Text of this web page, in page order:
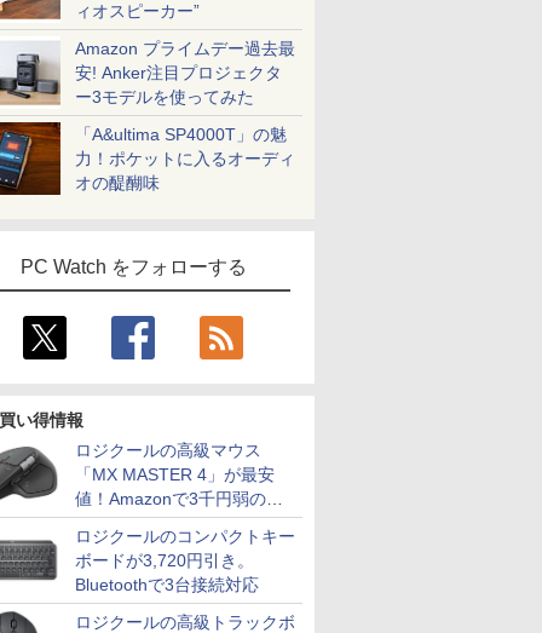
ィオスピーカー”
Amazon プライムデー過去最
安! Anker注目プロジェクタ
ー3モデルを使ってみた
「A&ultima SP4000T」の魅
力！ポケットに入るオーディ
オの醍醐味
PC Watch をフォローする
い得情報
ロジクールの高級マウス
「MX MASTER 4」が最安
値！Amazonで3千円弱の割
引
ロジクールのコンパクトキー
ボードが3,720円引き。
Bluetoothで3台接続対応
ロジクールの高級トラックボ